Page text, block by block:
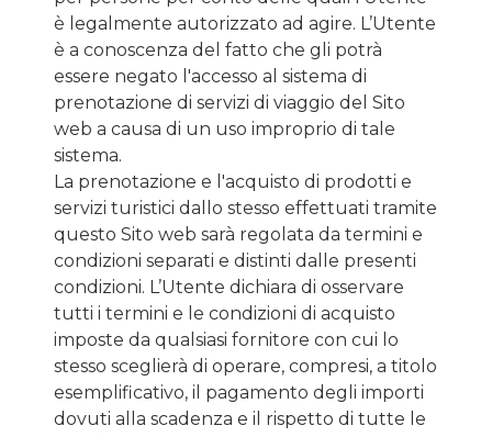
è legalmente autorizzato ad agire. L’Utente
è a conoscenza del fatto che gli potrà
essere negato l'accesso al sistema di
prenotazione di servizi di viaggio del Sito
web a causa di un uso improprio di tale
sistema.
La prenotazione e l'acquisto di prodotti e
servizi turistici dallo stesso effettuati tramite
questo Sito web sarà regolata da termini e
condizioni separati e distinti dalle presenti
condizioni. L’Utente dichiara di osservare
tutti i termini e le condizioni di acquisto
imposte da qualsiasi fornitore con cui lo
stesso sceglierà di operare, compresi, a titolo
esemplificativo, il pagamento degli importi
dovuti alla scadenza e il rispetto di tutte le